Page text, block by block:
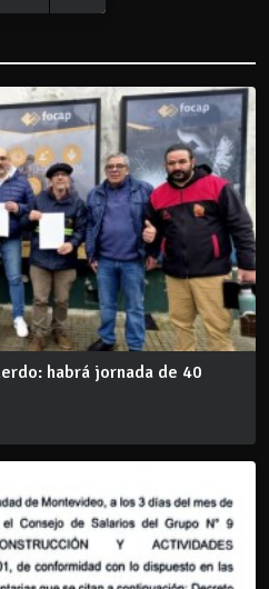
habrá jornada de 40